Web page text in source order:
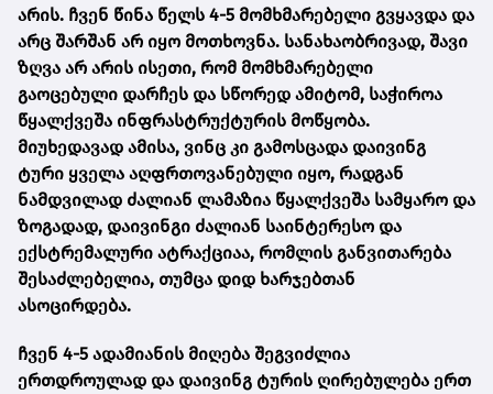
არის. ჩვენ წინა წელს 4-5 მომხმარებელი გვყავდა და
არც შარშან არ იყო მოთხოვნა. სანახაობრივად, შავი
ზღვა არ არის ისეთი, რომ მომხმარებელი
გაოცებული დარჩეს და სწორედ ამიტომ, საჭიროა
წყალქვეშა ინფრასტრუქტურის მოწყობა.
მიუხედავად ამისა, ვინც კი გამოსცადა დაივინგ
ტური ყველა აღფრთოვანებული იყო, რადგან
ნამდვილად ძალიან ლამაზია წყალქვეშა სამყარო და
ზოგადად, დაივინგი ძალიან საინტერესო და
ექსტრემალური ატრაქციაა, რომლის განვითარება
შესაძლებელია, თუმცა დიდ ხარჯებთან
ასოცირდება.
ჩვენ 4-5 ადამიანის მიღება შეგვიძლია
ერთდროულად და დაივინგ ტურის ღირებულება ერთ